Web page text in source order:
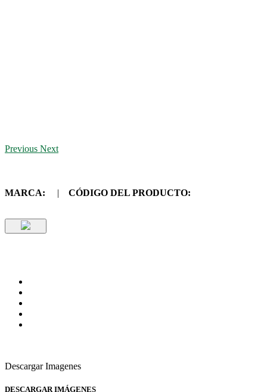
Previous Next
MARCA: | CÓDIGO DEL PRODUCTO:
Descargar Imagenes
DESCARGAR IMÁGENES